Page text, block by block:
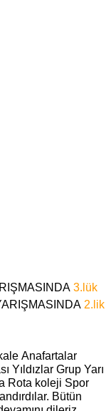
3.lük
2.lik
Anafartalar
Yıldızlar Grup Yarı
Rota koleji Spor
Bütün